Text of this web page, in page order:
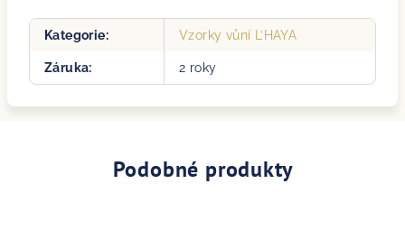
Kategorie: Vzorky vůní L’HAYA
Záruka: 2 roky
Podobné produkty